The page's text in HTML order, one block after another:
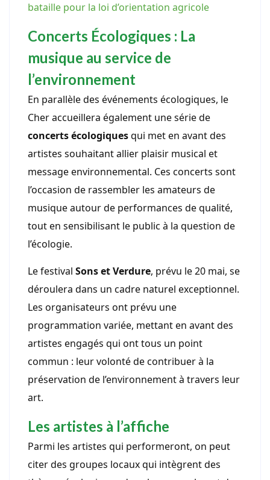
bataille pour la loi d’orientation agricole
Concerts Écologiques : La
musique au service de
l’environnement
En parallèle des événements écologiques, le
Cher accueillera également une série de
concerts écologiquesqui met en avant des
artistes souhaitant allier plaisir musical et
message environnemental. Ces concerts sont
l’occasion de rassembler les amateurs de
musique autour de performances de qualité,
tout en sensibilisant le public à la question de
l’écologie.
Le festival Sons et Verdure, prévu le 20 mai, se
déroulera dans un cadre naturel exceptionnel.
Les organisateurs ont prévu une
programmation variée, mettant en avant des
artistes engagés qui ont tous un point
commun : leur volonté de contribuer à la
préservation de l’environnement à travers leur
art.
Les artistes à l’affiche
Parmi les artistes qui performeront, on peut
citer des groupes locaux qui intègrent des